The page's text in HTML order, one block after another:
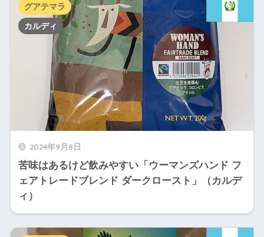
2024年9月8日
苦味はあるけど飲みやすい「ウーマンズハンド フ
ェアトレードブレンド ダークロースト」（カルデ
ィ）
グアテマラ
カルディ